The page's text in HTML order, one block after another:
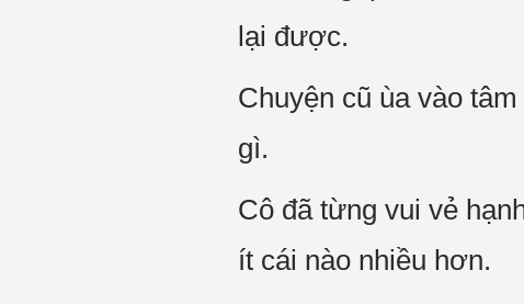
lại được.
Chuyện cũ ùa vào
gì.
Cô đã từng vui vẻ
ít cái nào nhiều hơn.